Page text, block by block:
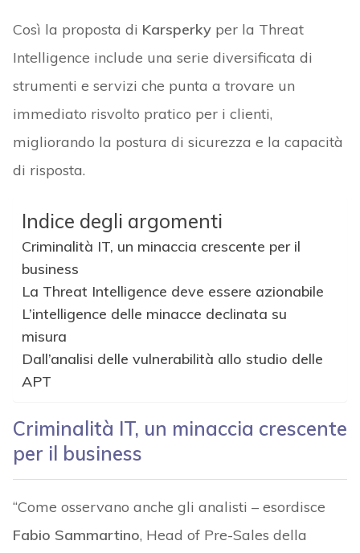
Così la proposta di Karsperkyper la Threat
Intelligence include una serie diversificata di
strumenti e servizi che punta a trovare un
immediato risvolto pratico per i clienti,
migliorando la postura di sicurezza e la capacità
di risposta.
Indice degli argomenti
Criminalità IT, un minaccia crescente per il
business
La Threat Intelligence deve essere azionabile
L’intelligence delle minacce declinata su
misura
Dall’analisi delle vulnerabilità allo studio delle
APT
Criminalità IT, un minaccia crescente
per il business
“Come osservano anche gli analisti – esordisce
Fabio Sammartino, Head of Pre-Sales della